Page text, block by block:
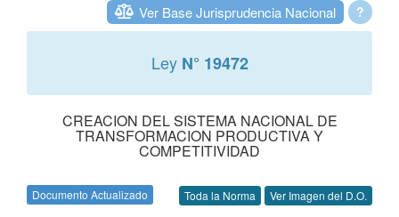
?
Ver Base Jurisprudencia Nacional
Ley N° 19472
CREACION DEL SISTEMA NACIONAL DE
TRANSFORMACION PRODUCTIVA Y
COMPETITIVIDAD
Documento Actualizado Toda la Norma Ver Imagen del D.O.